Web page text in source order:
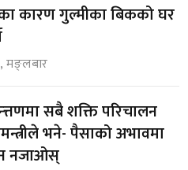
कारण गुल्मीका बिकको घर
मङ्लबार
सबै शक्ति परिचालन
भने- पैसाको अभावमा
नजाओस्